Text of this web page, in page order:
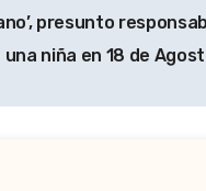
presunto
niña en 18 de